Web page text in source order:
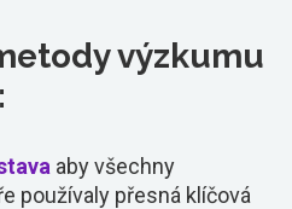
výzkumu
aby všechny
používaly přesná klíčová